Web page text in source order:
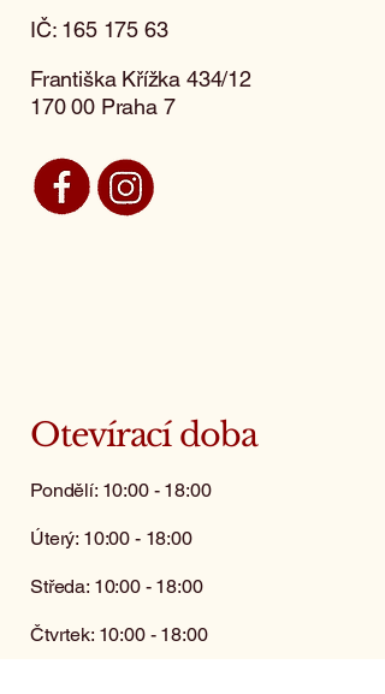
IČ: 165 175 63
Františka Křížka 434/12
170 00 Praha 7
Otevírací doba
Pondělí: 10:00 - 18:00
Úterý: 10:00 - 18:00
Středa: 10:00 - 18:00
Čtvrtek: 10:00 - 18:00